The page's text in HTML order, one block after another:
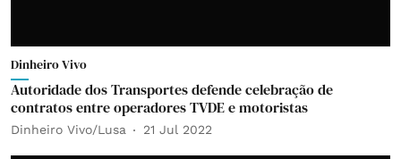
Dinheiro Vivo
Autoridade dos Transportes defende celebração de
contratos entre operadores TVDE e motoristas
Dinheiro Vivo/Lusa 21 Jul 2022